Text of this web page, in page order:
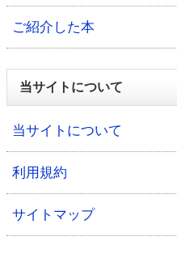
ご紹介した本
当サイトについて
当サイトについて
利用規約
サイトマップ